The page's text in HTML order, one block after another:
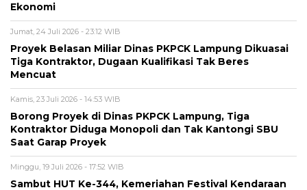
Ekonomi
Jumat, 24 Juli 2026 - 23:12 WIB
Proyek Belasan Miliar Dinas PKPCK Lampung Dikuasai
Tiga Kontraktor, Dugaan Kualifikasi Tak Beres
Mencuat
Kamis, 23 Juli 2026 - 14:53 WIB
Borong Proyek di Dinas PKPCK Lampung, Tiga
Kontraktor Diduga Monopoli dan Tak Kantongi SBU
Saat Garap Proyek
Minggu, 19 Juli 2026 - 17:52 WIB
Sambut HUT Ke-344, Kemeriahan Festival Kendaraan